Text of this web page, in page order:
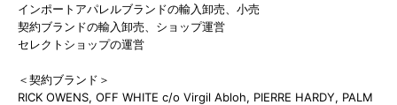
インポートアパレルブランドの輸入卸売、小売
契約ブランドの輸入卸売、ショップ運営
セレクトショップの運営
＜契約ブランド＞
RICK OWENS, OFF WHITE c/o Virgil Abloh, PIERRE HARDY, PALM